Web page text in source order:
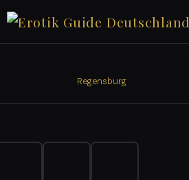
Regensburg